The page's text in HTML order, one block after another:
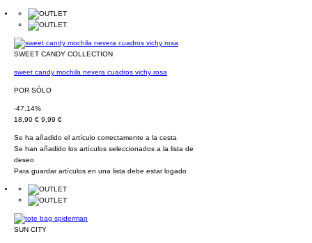
SWEET CANDY COLLECTION
sweet candy mochila nevera cuadros vichy rosa
POR SÓLO
-47.14%
18,90 € 9,99 €
Se ha añadido el artículo correctamente a la cesta
Se han añadido los artículos seleccionados a la lista de
deseo
Para guardar artículos en una lista debe estar logado
SUN CITY